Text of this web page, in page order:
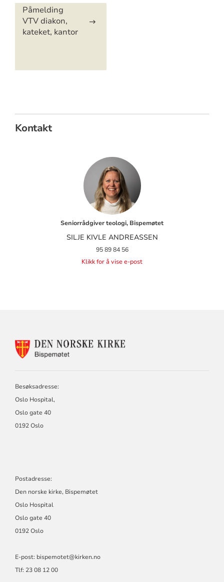
Artikkelsnarveger
Påmelding
VTV diakon,
kateket, kantor
Kontakt
Seniorrådgiver teologi, Bispemøtet
SILJE KIVLE ANDREASSEN
95 89 84 56
Klikk for å vise e-post
KONTAKTINFORMASJON
Besøksadresse:
Oslo Hospital,
Oslo gate 40
0192 Oslo
Postadresse:
Den norske kirke, Bispemøtet
Oslo Hospital
Oslo gate 40
0192 Oslo
E-post: bispemotet@kirken.no
Tlf: 23 08 12 00